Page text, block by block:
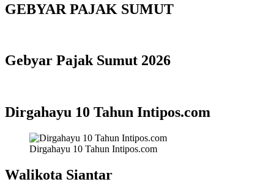
GEBYAR PAJAK SUMUT
Gebyar Pajak Sumut 2026
Dirgahayu 10 Tahun Intipos.com
Dirgahayu 10 Tahun Intipos.com
Walikota Siantar